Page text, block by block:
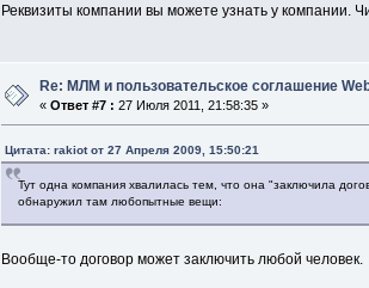
Реквизиты компании вы можете узнать у компании.
Re: МЛМ и пользовательское соглашение
«Ответ #7 : 27 Июля 2011, 21:58:35 »
Цитата: rakiot от 27 Апреля 2009, 15:50:21
Тут одна компания хвалилась тем, что она "заключила
обнаружил там любопытные вещи:
Вообще-то договор может заключить любой человек.